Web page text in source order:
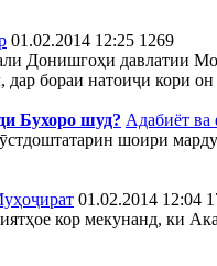
01.02.2014 12:25 1269
Донишгоҳи давлатии
бораи натоиҷи кори
Бухоро шуд? Адабиёт ва
шоири
01.02.2014 12:04
кор мекунанд, ки